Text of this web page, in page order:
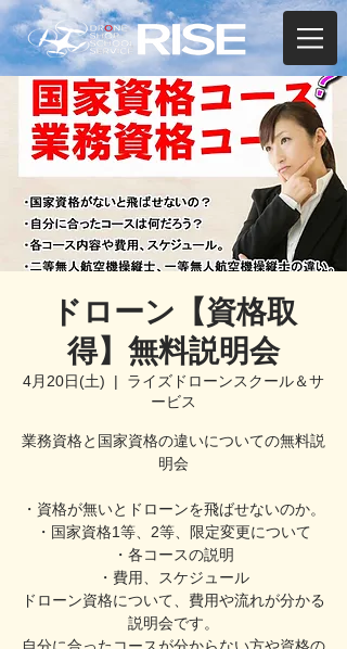
ドローン【資格取
得】無料説明会
4月20日(土)
  |
ライズドローンスクール＆サ
ービス
業務資格と国家資格の違いについての無料説
明会
・資格が無いとドローンを飛ばせないのか。
・国家資格1等、2等、限定変更について
・各コースの説明
・費用、スケジュール
ドローン資格について、費用や流れが分かる
説明会です。